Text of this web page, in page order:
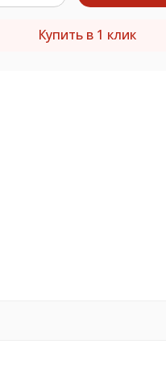
Купить в 1 клик